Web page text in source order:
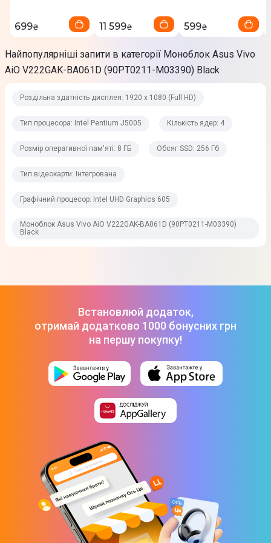
Об `єм HDD
Обсяг SSD
Графічні можливості
Тип відеокарти
Інтегрована
Розмір відеопам'яті
Операційна система
Операційна система
Інтерфейси
Роз'єми USB
1x USB 2.0 Type-A
4x USB 3.1 Gen 1 Type-A
699₴ 11 599₴ 599₴
Найпопулярніші запити в категорії Моноблок Asus Vivo
AiO V222GAK-BA061D (90PT0211-M03390) Black
Роздільна здатність дисплея: 1920 х 1080 (Full HD)
Тип процесора: Intel Pentium J5005 Кількість ядер: 4
Розмір оперативної пам'яті: 8 ГБ Обсяг SSD: 256 Гб
Тип відеокарти: Інтегрована
Графічний процесор: Intel UHD Graphics 605
Моноблок Asus Vivo AiO V222GAK-BA061D (90PT0211-M03390)
Black
Встановлюй додаток,
отримай додатково 1000 бонусних грн
на першу покупку!